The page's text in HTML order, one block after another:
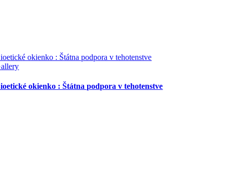
okienko : Štátna podpora v tehotenstve
okienko : Štátna podpora v tehotenstve